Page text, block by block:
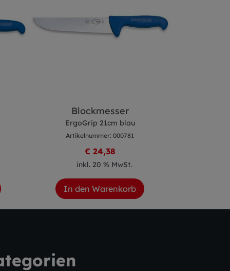
Blockmesser
ErgoGrip 21cm blau
Artikelnummer: 000781
€ 24,38
inkl. 20 % MwSt.
In den Warenkorb